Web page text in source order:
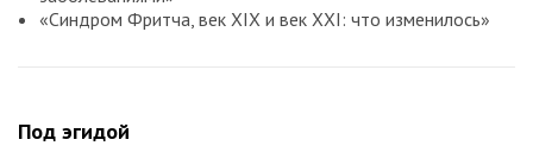
«Синдром Фритча, век XIX и век XXI: что изменилось»
Под эгидой